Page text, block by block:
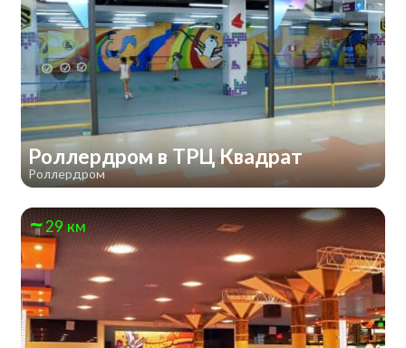
Роллердром в ТРЦ Квадрат
Роллердром
29 км